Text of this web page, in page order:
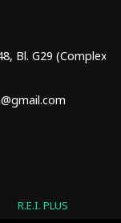
Bl. G29 (Complex
R.E.I. PLUS